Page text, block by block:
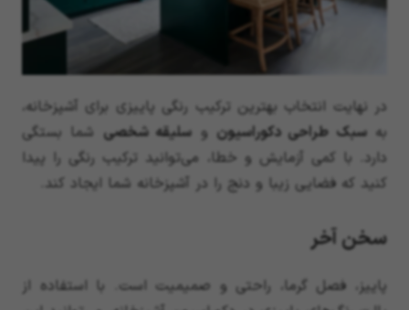
در نهایت انتخاب بهترین ترکیب رنگی پاییزی برای آشپزخانه،
بهسبک طراحی دکوراسیون و سلیقه شخصی شما بستگی
دارد. با کمی آزمایش و خطا، می‌توانید ترکیب رنگی را پیدا
کنید که فضایی زیبا و دنج را در آشپزخانه شما ایجاد کند.
سخن آخر
پاییز، فصل گرما، راحتی و صمیمیت است. با استفاده از